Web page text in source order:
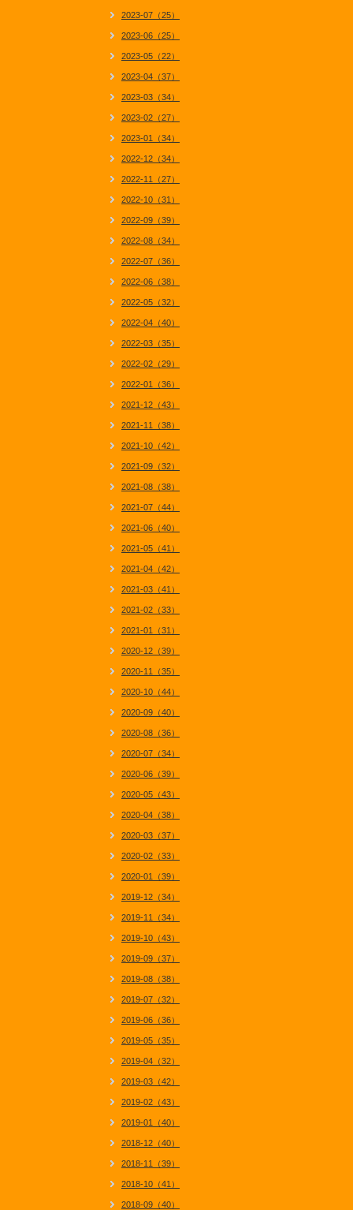
2023-07（25）
2023-06（25）
2023-05（22）
2023-04（37）
2023-03（34）
2023-02（27）
2023-01（34）
2022-12（34）
2022-11（27）
2022-10（31）
2022-09（39）
2022-08（34）
2022-07（36）
2022-06（38）
2022-05（32）
2022-04（40）
2022-03（35）
2022-02（29）
2022-01（36）
2021-12（43）
2021-11（38）
2021-10（42）
2021-09（32）
2021-08（38）
2021-07（44）
2021-06（40）
2021-05（41）
2021-04（42）
2021-03（41）
2021-02（33）
2021-01（31）
2020-12（39）
2020-11（35）
2020-10（44）
2020-09（40）
2020-08（36）
2020-07（34）
2020-06（39）
2020-05（43）
2020-04（38）
2020-03（37）
2020-02（33）
2020-01（39）
2019-12（34）
2019-11（34）
2019-10（43）
2019-09（37）
2019-08（38）
2019-07（32）
2019-06（36）
2019-05（35）
2019-04（32）
2019-03（42）
2019-02（43）
2019-01（40）
2018-12（40）
2018-11（39）
2018-10（41）
2018-09（40）